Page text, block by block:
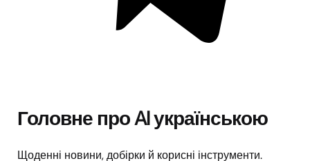
Головне про AI українською
Щоденні новини, добірки й корисні інструменти.